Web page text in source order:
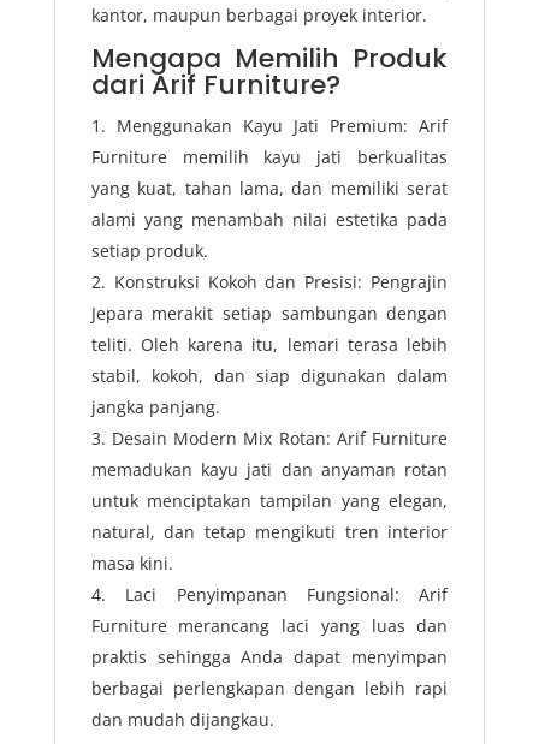
kantor, maupun berbagai proyek interior.
Mengapa Memilih Produk
dari Arif Furniture?
Menggunakan Kayu Jati Premium: Arif
Furniture memilih kayu jati berkualitas
yang kuat, tahan lama, dan memiliki serat
alami yang menambah nilai estetika pada
setiap produk.
Konstruksi Kokoh dan Presisi: Pengrajin
Jepara merakit setiap sambungan dengan
teliti. Oleh karena itu, lemari terasa lebih
stabil, kokoh, dan siap digunakan dalam
jangka panjang.
Desain Modern Mix Rotan: Arif Furniture
memadukan kayu jati dan anyaman rotan
untuk menciptakan tampilan yang elegan,
natural, dan tetap mengikuti tren interior
masa kini.
Laci Penyimpanan Fungsional: Arif
Furniture merancang laci yang luas dan
praktis sehingga Anda dapat menyimpan
berbagai perlengkapan dengan lebih rapi
dan mudah dijangkau.